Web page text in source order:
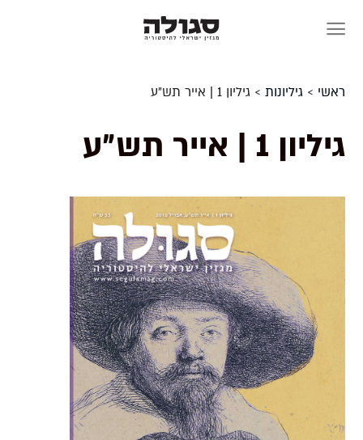
ראשי >גיליונות >גיליון 1 | אייר תש״ע
גיליון 1 | אייר תש״ע